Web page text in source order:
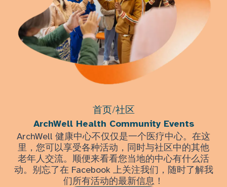
首页/社区
ArchWell Health Community Events
ArchWell 健康中心不仅仅是一个医疗中心。在这
里，您可以享受各种活动，同时与社区中的其他
老年人交流。顺便来看看您当地的中心有什么活
动。别忘了在 Facebook 上关注我们，随时了解我
们所有活动的最新信息！